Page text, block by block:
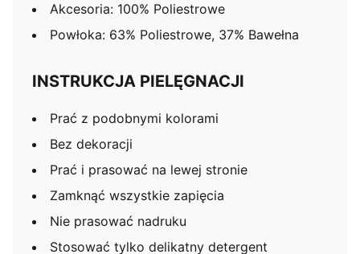
Akcesoria: 100% Poliestrowe
Powłoka: 63% Poliestrowe, 37% Bawełna
INSTRUKCJA PIELĘGNACJI
Prać z podobnymi kolorami
Bez dekoracji
Prać i prasować na lewej stronie
Zamknąć wszystkie zapięcia
Nie prasować nadruku
Stosować tylko delikatny detergent